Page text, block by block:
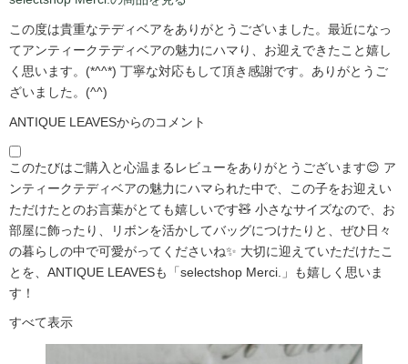
この度は貴重なテディベアをありがとうございました。最近になっ
てアンティークテディベアの魅力にハマり、お迎えできたこと嬉し
く思います。(*^^*) 丁寧な対応もして頂き感謝です。ありがとうご
ざいました。(^^)
ANTIQUE LEAVESからのコメント
このたびはご購入と心温まるレビューをありがとうございます😊 ア
ンティークテディベアの魅力にハマられた中で、この子をお迎えい
ただけたとのお言葉がとても嬉しいです🧸 小さなサイズなので、お
部屋に飾ったり、リボンを活かしてバッグにつけたりと、ぜひ日々
の暮らしの中で可愛がってくださいね✨ 大切に迎えていただけたこ
とを、ANTIQUE LEAVESも「selectshop Merci.」も嬉しく思いま
す！
すべて表示